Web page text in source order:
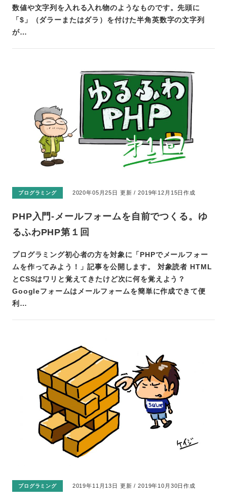
数値や文字列を入れる入れ物のようなものです。先頭に
「$」（ダラーまたはダラ）を付けた半角英数字の文字列
が…
プログラミング 2020年05月25日 更新 / 2019年12月15日作成
PHP入門-メールフォームを自前でつくる。ゆ
るふわPHP第１回
プログラミング初心者の方を対象に「PHPでメールフォー
ムを作ってみよう！」記事を公開します。 対象読者 HTML
とCSSはワリと覚えてきたけど次に何を覚えよう？
Googleフォームはメールフォームを簡単に作成できて便
利…
プログラミング 2019年11月13日 更新 / 2019年10月30日作成